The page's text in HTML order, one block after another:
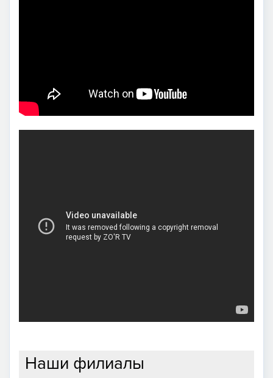
Наши филиалы